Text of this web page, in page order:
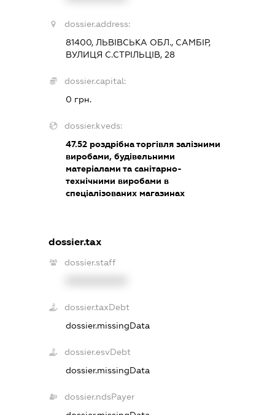
dossier.address:
81400, ЛЬВІВСЬКА ОБЛ., САМБІР,
ВУЛИЦЯ С.СТРІЛЬЦІВ, 28
dossier.capital:
0 грн.
dossier.kveds:
47.52роздрібна торгівля залізними
виробами, будівельними
матеріалами та санітарно-
технічними виробами в
спеціалізованих магазинах
dossier.tax
dossier.staff
dossier.taxDebt
dossier.missingData
dossier.esvDebt
dossier.missingData
dossier.ndsPayer